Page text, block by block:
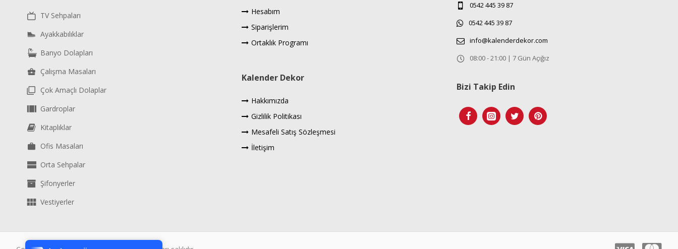
7/24 Canlı Destek
TV Sehpaları
Ayakkabılıklar
Banyo Dolapları
Çalışma Masaları
Çok Amaçlı Dolaplar
Gardroplar
Kitaplıklar
Ofis Masaları
Orta Sehpalar
Şifonyerler
Vestiyerler
Hesabım
Siparişlerim
Ortaklık Programı
Kalender Dekor
Hakkımızda
Gizlilik Politikası
Mesafeli Satış Sözleşmesi
İletişim
0542 445 39 87
0542 445 39 87
info@kalenderdekor.com
08:00 - 21:00 | 7 Gün Açığız
Bizi Takip Edin